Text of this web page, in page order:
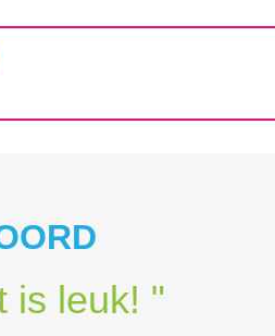
is leuk! "